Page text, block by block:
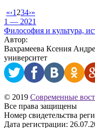
«‹1 234›»
1 — 2021
Философия и культура,
Автор:
Вахрамеева Ксения
университет
© 2019 Современные
Все права защищены
Номер свидетельства
Дата регистрации: